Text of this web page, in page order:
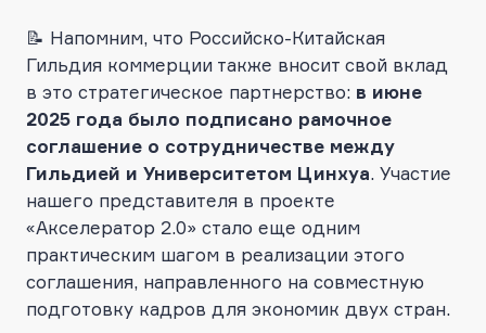
📝 Напомним, что Российско-Китайская
Гильдия коммерции также вносит свой вклад
в это стратегическое партнерство: в июне
2025 года было подписано рамочное
соглашение о сотрудничестве между
Гильдией и Университетом Цинхуа. Участие
нашего представителя в проекте
«Акселератор 2.0» стало еще одним
практическим шагом в реализации этого
соглашения, направленного на совместную
подготовку кадров для экономик двух стран.